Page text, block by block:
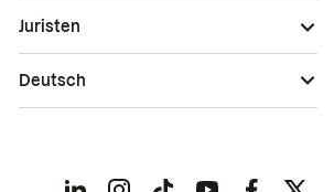
Juristen
Deutsch